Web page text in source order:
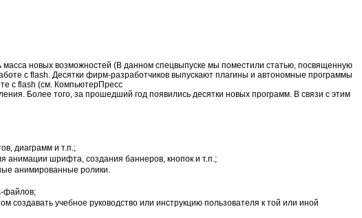
новых возможностей (В данном спецвыпуске мы поместили статью, посвященную
с flash. Десятки фирм-разработчиков выпускают плагины и автономные программы
с flash (см. КомпьютерПресс
Более того, за прошедший год появились десятки новых программ. В связи с этим
диаграмм и т.п.;
шрифта, создания баннеров, кнопок и т.п.;
анимированные ролики.
файлов;
создавать учебное руководство или инструкцию пользователя к той или иной